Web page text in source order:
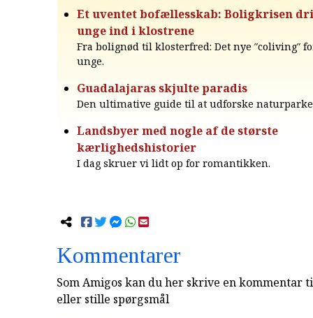
Et uventet bofællesskab: Boligkrisen
unge ind i klostrene
Fra bolignød til klosterfred: Det nye ″coliving″
unge.
Guadalajaras skjulte paradis
Den ultimative guide til at udforske
Landsbyer med nogle af de største
kærlighedshistorier
I dag skruer vi lidt op for romantikken.
Kommentarer
Som Amigos kan du her skrive en kommentar
eller stille spørgsmål